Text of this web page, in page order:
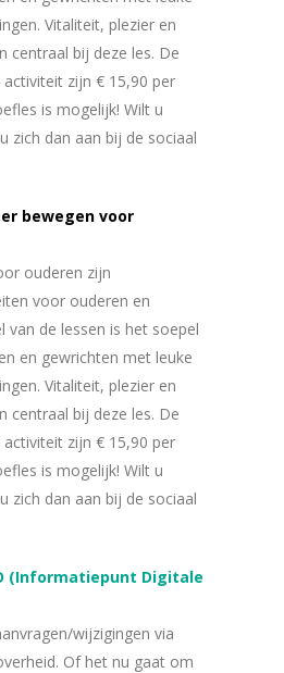
Vitaliteit, plezier en
centraal bij deze les. De
zijn € 15,90 per
is mogelijk! Wilt u
zich dan aan bij de sociaal
bewegen voor
ouderen zijn
voor ouderen en
van de lessen is het soepel
en gewrichten met leuke
Vitaliteit, plezier en
centraal bij deze les. De
zijn € 15,90 per
is mogelijk! Wilt u
zich dan aan bij de sociaal
(Informatiepunt Digitale
wijzigingen via
Of het nu gaat om